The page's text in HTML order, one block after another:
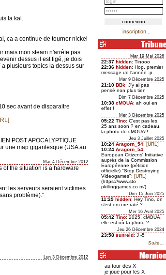
la kal.
ca a continue de tourner nickel
mais mon steam n'arrête pas
dessus il est figé, je dois
plusieurs topics la dessus sur
sec avant de disparaitre
POST APOCALYPTIQUE
une map gigantesque (USA au
Mar 4 Décembre 2012
of the situation is a hardware
les serveurs seraient victimes
problème)."
Lun 3 Décembre 2012
inscription...
Mar 19 Mai 2026
22:37 hidden: Tinooo
22:36 hidden: Hop, premier
message de l'année :p
Mar 9 Décembre 2025
21:10 BBk: J'y ai pas
pensé non plus tien
Dim 7 Décembre 2025
10:38 cMOUA: ah oui en
effet !
Mer 3 Décembre 2025
05:22 Tino: C'est pas les
25 ans soon ? en cadeau,
la photo de cMOUA!!
Jeu 3 Juillet 2025
10:24 Aragorn_54: [URL]
10:24 Aragorn_54:
European Citizens' Initiative
auprès de la Commission
Européenne (pétition
officielle) "Stop Destroying
Videogames": [URL]
(https://www.sto
pkillinggames.co m/)
Dim 15 Juin 2025
11:29 hidden: Hey Tino, on
s'est encore raté ?
Mer 16 Avril 2025
05:42 Tino: 2025, cMOUA,
elle est où ta photo ?
Jeu 26 Décembre 2024
23:58 sunreid: J -5
Suite...
au tour des X
je joue pour les X